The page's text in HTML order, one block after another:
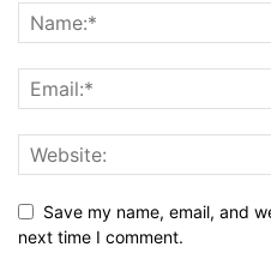
Save my name, email, and
next time I comment.